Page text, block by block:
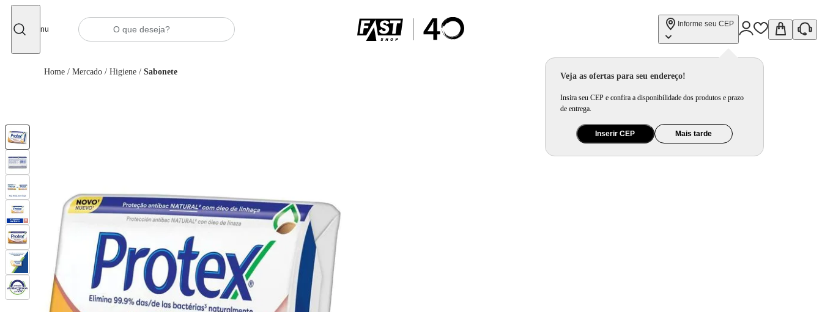
Menu
Informe seu CEP
Veja as ofertas para seu endereço!
Insira seu CEP e confira a disponibilidade dos produtos e prazo
de entrega.
Inserir CEP Mais tarde
Home / Mercado / Higiene / Sabonete